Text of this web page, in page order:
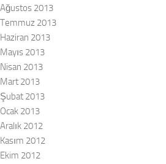
Ağustos 2013
Temmuz 2013
Haziran 2013
Mayıs 2013
Nisan 2013
Mart 2013
Şubat 2013
Ocak 2013
Aralık 2012
Kasım 2012
Ekim 2012